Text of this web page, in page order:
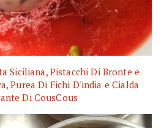
Siciliana, Pistacchi Di Bronte e
Purea Di Fichi D'india e Cialda
Di CousCous